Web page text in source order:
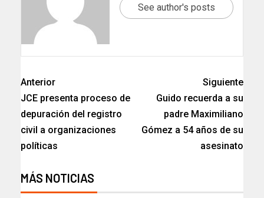
See author's posts
Anterior
JCE presenta proceso de
depuración del registro
civil a organizaciones
políticas
Siguiente
Guido recuerda a su
padre Maximiliano
Gómez a 54 años de su
asesinato
MÁS NOTICIAS